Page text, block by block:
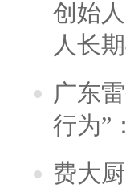
创始
人长
广东
行为”
费大